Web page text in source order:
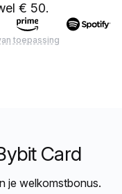
€ 50.
toepassing
Card
je welkomstbonus.